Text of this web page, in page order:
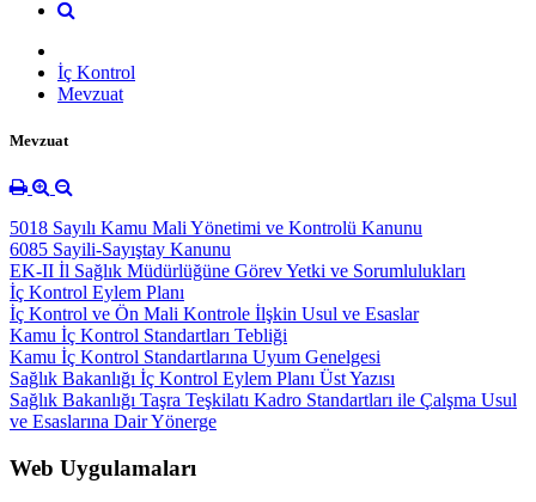
İç Kontrol
Mevzuat
Mevzuat
5018 Sayılı Kamu Mali Yönetimi ve Kontrolü Kanunu
6085 Sayili-Sayıştay Kanunu
EK-II İl Sağlık Müdürlüğüne Görev Yetki ve Sorumlulukları
İç Kontrol Eylem Planı
İç Kontrol ve Ön Mali Kontrole İlşkin Usul ve Esaslar
Kamu İç Kontrol Standartları Tebliği
Kamu İç Kontrol Standartlarına Uyum Genelgesi
Sağlık Bakanlığı İç Kontrol Eylem Planı Üst Yazısı
Sağlık Bakanlığı Taşra Teşkilatı Kadro Standartları ile Çalşma Usul
ve Esaslarına Dair Yönerge
Web Uygulamaları